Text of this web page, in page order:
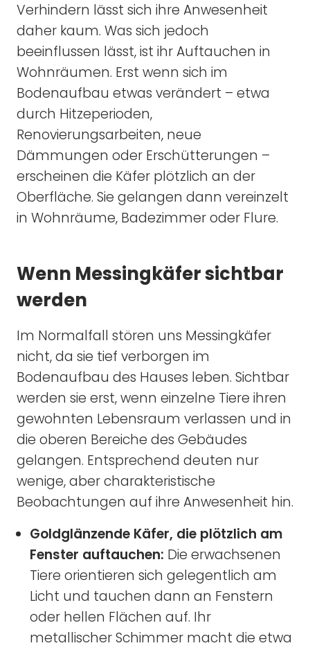
Verhindern lässt sich ihre Anwesenheit
daher kaum. Was sich jedoch
beeinflussen lässt, ist ihr Auftauchen in
Wohnräumen. Erst wenn sich im
Bodenaufbau etwas verändert – etwa
durch Hitzeperioden,
Renovierungsarbeiten, neue
Dämmungen oder Erschütterungen –
erscheinen die Käfer plötzlich an der
Oberfläche. Sie gelangen dann vereinzelt
in Wohnräume, Badezimmer oder Flure.
Wenn Messingkäfer sichtbar
werden
Im Normalfall stören uns Messingkäfer
nicht, da sie tief verborgen im
Bodenaufbau des Hauses leben. Sichtbar
werden sie erst, wenn einzelne Tiere ihren
gewohnten Lebensraum verlassen und in
die oberen Bereiche des Gebäudes
gelangen. Entsprechend deuten nur
wenige, aber charakteristische
Beobachtungen auf ihre Anwesenheit hin.
Goldglänzende Käfer, die plötzlich am
Fenster auftauchen: Die erwachsenen
Tiere orientieren sich gelegentlich am
Licht und tauchen dann an Fenstern
oder hellen Flächen auf. Ihr
metallischer Schimmer macht die etwa